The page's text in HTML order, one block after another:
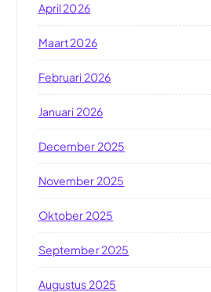
April 2026
Maart 2026
Februari 2026
Januari 2026
December 2025
November 2025
Oktober 2025
September 2025
Augustus 2025